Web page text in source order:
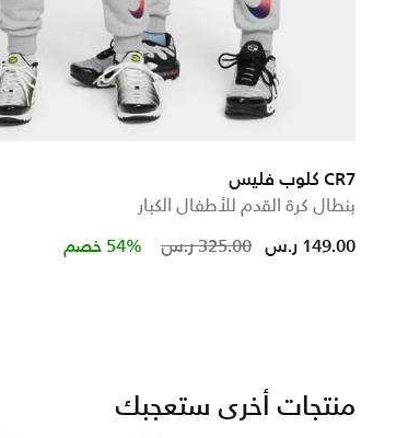
CR7 كلوب فليس
بنطال كرة القدم للأطفال الكبار
Price reduced from325.00 ر.س to149.00 ر.س 54% خصم
منتجات أخرى ستعجبك